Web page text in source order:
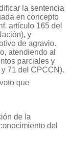
la sentencia
en concepto
artículo 165 del
y
de agravio.
atendiendo al
parciales y
71 del CPCCN).
que
de la
del